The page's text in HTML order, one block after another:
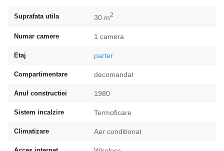
Suprafata utila 30 m2
Numar camere 1 camera
Etaj parter
Compartimentare decomandat
Anul constructiei 1980
Sistem incalzire Termoficare
Climatizare Aer conditionat